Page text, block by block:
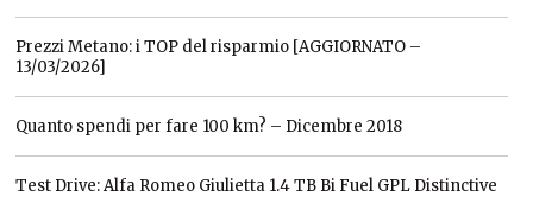
Prezzi Metano: i TOP del risparmio [AGGIORNATO –
13/03/2026]
Quanto spendi per fare 100 km? – Dicembre 2018
Test Drive: Alfa Romeo Giulietta 1.4 TB Bi Fuel GPL Distinctive